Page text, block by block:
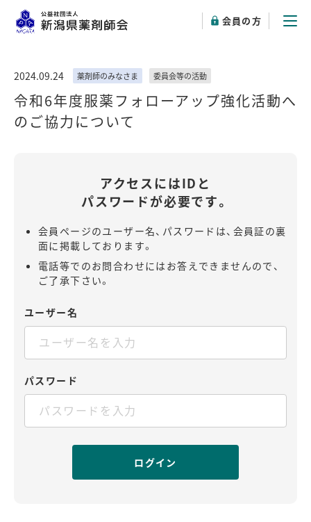
会員の方
令和6年度服薬フォローアップ強化活動へ
のご協力について
2024.09.24 薬剤師のみなさま 委員会等の活動
アクセスにはIDと
パスワードが必要です。
会員ページのユーザー名、パスワードは、会員証の裏
面に掲載しております。
電話等でのお問合わせにはお答えできませんので、
ご了承下さい。
ユーザー名
パスワード